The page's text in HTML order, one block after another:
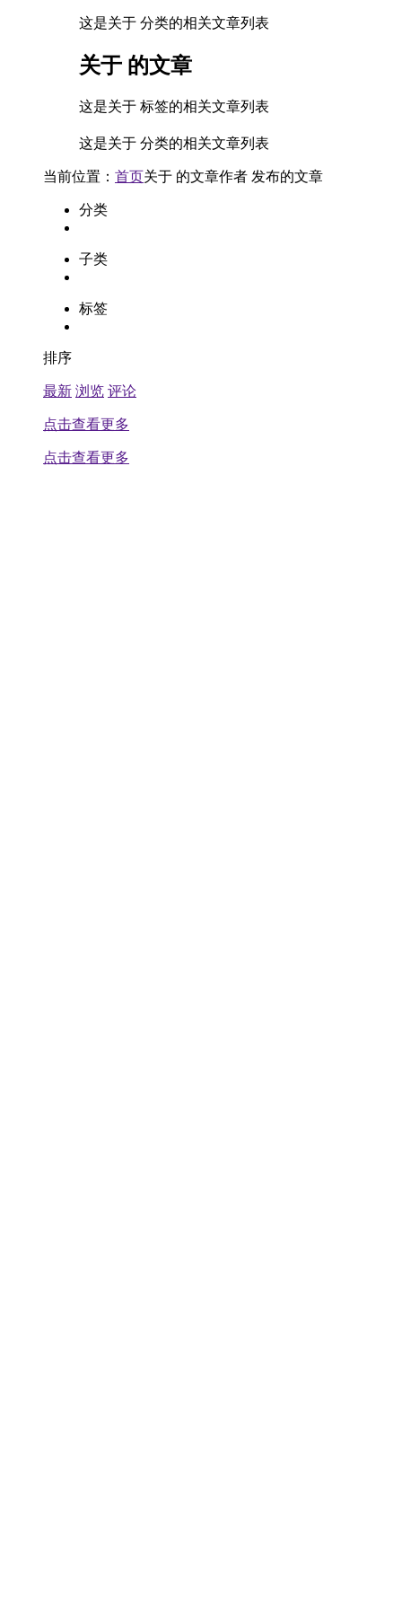
这是关于 分类的相关文章列表
关于 的文章
这是关于 标签的相关文章列表
这是关于 分类的相关文章列表
当前位置： 首页关于 的文章作者 发布的文章
分类
子类
标签
排序
最新 浏览 评论
点击查看更多
点击查看更多